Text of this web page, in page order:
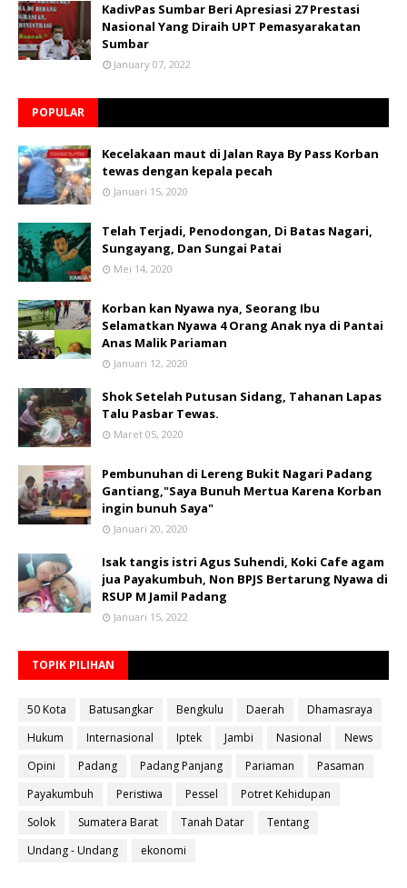
KadivPas Sumbar Beri Apresiasi 27 Prestasi
Nasional Yang Diraih UPT Pemasyarakatan
Sumbar
January 07, 2022
POPULAR
Kecelakaan maut di Jalan Raya By Pass Korban
tewas dengan kepala pecah
Januari 15, 2020
Telah Terjadi, Penodongan, Di Batas Nagari,
Sungayang, Dan Sungai Patai
Mei 14, 2020
Korban kan Nyawa nya, Seorang Ibu
Selamatkan Nyawa 4 Orang Anak nya di Pantai
Anas Malik Pariaman
Januari 12, 2020
Shok Setelah Putusan Sidang, Tahanan Lapas
Talu Pasbar Tewas.
Maret 05, 2020
Pembunuhan di Lereng Bukit Nagari Padang
Gantiang,"Saya Bunuh Mertua Karena Korban
ingin bunuh Saya"
Januari 20, 2020
Isak tangis istri Agus Suhendi, Koki Cafe agam
jua Payakumbuh, Non BPJS Bertarung Nyawa di
RSUP M Jamil Padang
Januari 15, 2022
TOPIK PILIHAN
50 Kota Batusangkar Bengkulu Daerah
Dhamasraya
Hukum
Internasional Iptek Jambi Nasional
News
Opini
Padang Padang Panjang Pariaman
Pasaman
Payakumbuh
Peristiwa Pessel
Potret Kehidupan
Solok
Sumatera Barat Tanah Datar
Tentang
Undang - Undang
ekonomi